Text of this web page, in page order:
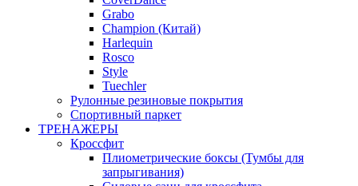
Grabo
Champion (Китай)
Harlequin
Rosco
Style
Tuechler
Рулонные резиновые покрытия
Спортивный паркет
ТРЕНАЖЕРЫ
Кроссфит
Плиометрические боксы (Тумбы для
запрыгивания)